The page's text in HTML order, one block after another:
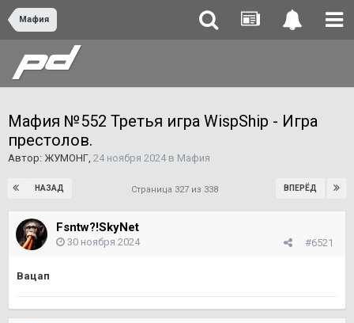
Мафия
Мафия №552 Третья игра WispShip - Игра
престолов.
Автор: ЖУМОНГ, 24 ноября 2024в Мафия
НАЗАД ВПЕРЁД
Страница 327 из 338
Fsntw?!SkyNet
#6521
30 ноября 2024
Вацап